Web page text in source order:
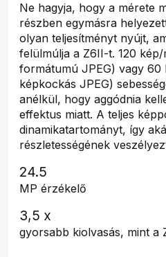
Ne hagyja, hogy a mérete
részben egymásra
olyan teljesítményt nyújt,
felülmúlja a Z6II-t. 120 kép/
formátumú JPEG) vagy 60
képkockás JPEG)
anélkül, hogy aggódnia
effektus miatt. A teljes
dinamikatartományt, így
részletességének
24.5
MP érzékelő
3,5 x
gyorsabb kiolvasás, mint a